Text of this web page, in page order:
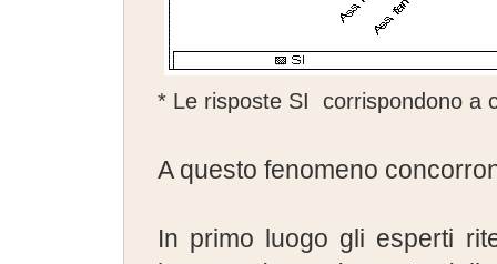
* Le risposte SI corrispondono a
A questo fenomeno
In primo luogo gli esperti